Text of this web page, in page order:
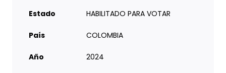
Estado HABILITADO PARA VOTAR
País COLOMBIA
Año 2024